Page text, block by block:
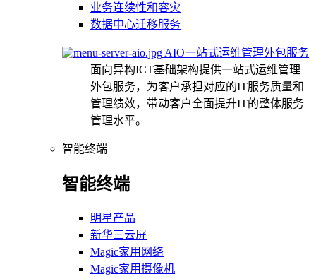
业务连续性和容灾
数据中心迁移服务
AIO一站式运维管理外包服务
面向异构ICT基础架构提供一站式运维管理
外包服务，为客户承担对应的IT服务质量和
管理绩效，带动客户全面提升IT的整体服务
管理水平。
智能终端
智能终端
明星产品
新华三云屏
Magic家用网络
Magic家用摄像机